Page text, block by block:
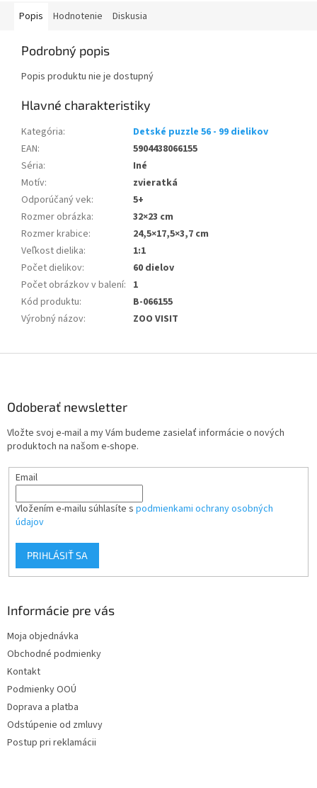
Popis Hodnotenie Diskusia
Podrobný popis
Popis produktu nie je dostupný
Kategória:
Detské puzzle 56 - 99 dielikov
EAN:
5904438066155
Séria:
Iné
Motív:
zvieratká
Odporúčaný vek:
5+
Rozmer obrázka:
32×23 cm
Rozmer krabice:
24,5×17,5×3,7 cm
Veľkost dielika:
1:1
Počet dielikov:
60 dielov
Počet obrázkov v balení: 1
Kód produktu:
B-066155
Výrobný názov: ZOO VISIT
Odoberať newsletter
Vložte svoj e-mail a my Vám budeme zasielať informácie o nových
produktoch na našom e-shope.
Email
Vložením e-mailu súhlasíte s podmienkami ochrany osobných
údajov
PRIHLÁSIŤ SA
Informácie pre vás
Moja objednávka
Obchodné podmienky
Kontakt
Podmienky OOÚ
Doprava a platba
Odstúpenie od zmluvy
Postup pri reklamácii